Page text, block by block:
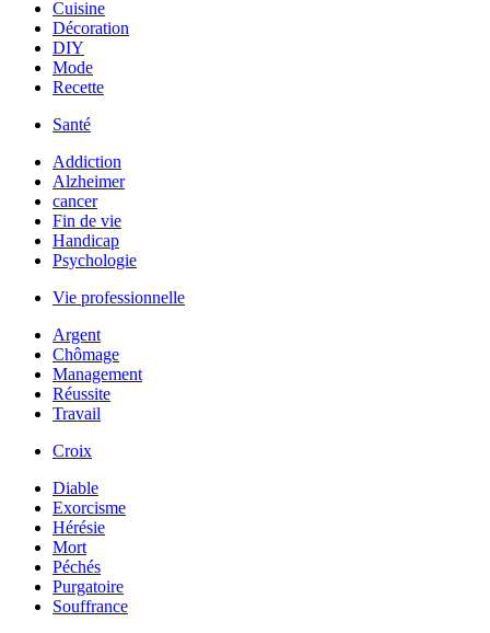
Cuisine
Décoration
DIY
Mode
Recette
Santé
Addiction
Alzheimer
cancer
Fin de vie
Handicap
Psychologie
Vie professionnelle
Argent
Chômage
Management
Réussite
Travail
Croix
Diable
Exorcisme
Hérésie
Mort
Péchés
Purgatoire
Souffrance